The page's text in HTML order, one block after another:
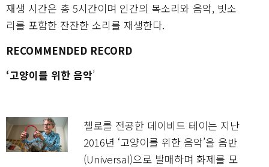
재생 시간은 총 5시간이며 인간의 목소리와 음악, 빗소
리를 포함한 잔잔한 소리를 재생한다.
RECOMMENDED RECORD
‘고양이를 위한 음악’
첼로를 전공한 데이비드 테이는 지난
2016년 ‘고양이를 위한 음악’을 음반
(Universal)으로 발매하며 화제를 모